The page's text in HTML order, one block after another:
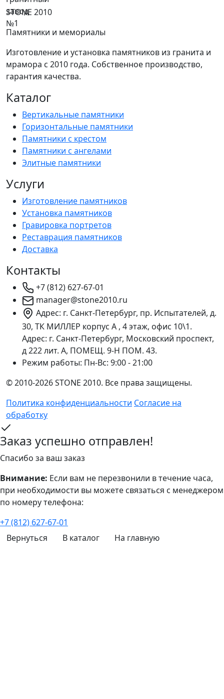
STONE 2010
Памятники и мемориалы
Изготовление и установка памятников из гранита и
мрамора с 2010 года. Собственное производство,
гарантия качества.
Каталог
Вертикальные памятники
Горизонтальные памятники
Памятники с крестом
Памятники с ангелами
Элитные памятники
Услуги
Изготовление памятников
Установка памятников
Гравировка портретов
Реставрация памятников
Доставка
Контакты
+7 (812) 627-67-01
manager@stone2010.ru
Адрес: г. Санкт-Петербург, пр. Испытателей, д.
30, ТК МИЛЛЕР корпус А , 4 этаж, офис 10\1.
Адрес: г. Санкт-Петербург, Московский проспект,
д 222 лит. А, ПОМЕЩ. 9-Н ПОМ. 43.
Режим работы: Пн-Вс: 9:00 - 21:00
© 2010-2026 STONE 2010. Все права защищены.
Политика конфиденциальности Согласие на
обработку
Заказ успешно отправлен!
Спасибо за ваш заказ
Внимание: Если вам не перезвонили в течение часа,
при необходимости вы можете связаться с менеджером
по номеру телефона:
+7 (812) 627-67-01
Вернуться
В каталог На главную